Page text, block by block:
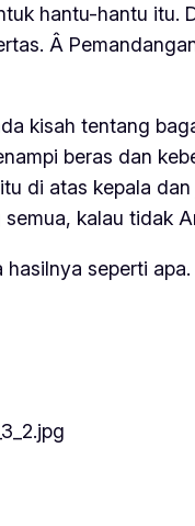
hantu-hantu itu.
Â
kisah tentang
beras dan
di atas kepala
kalau tidak
seperti